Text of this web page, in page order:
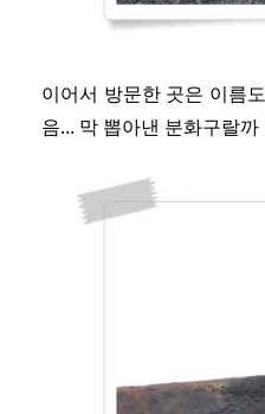
이어서 방문한 곳은 이름
음... 막 뽑아낸 분화구랄까